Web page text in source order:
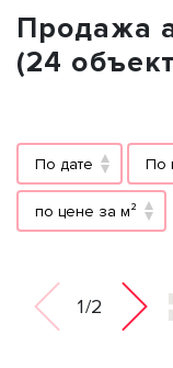
Продажа
(24
По дате По
по цене за м²
1/2